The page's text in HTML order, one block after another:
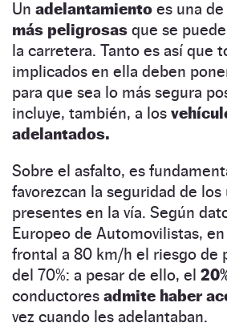
Un adelantamiento es una de
más peligrosas que se
la carretera. Tanto es así que
implicados en ella deben
para que sea lo más segura
incluye, también, a los
adelantados.
Sobre el asfalto, es
favorezcan la seguridad de los
presentes en la vía. Según
Europeo de Automovilistas,
frontal a 80 km/h el riesgo de
del 70%: a pesar de ello, el
conductores admite haber
vez cuando les adelantaban.